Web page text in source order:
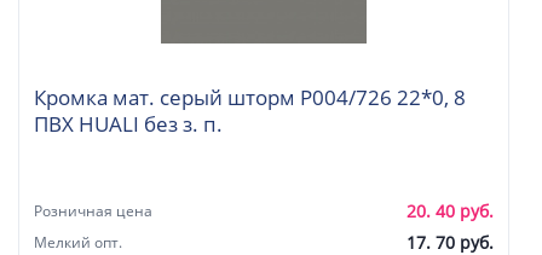
Кромка мат. серый шторм P004/726 22*0, 8
ПВХ HUALI без з. п.
Розничная цена 20. 40 руб.
Мелкий опт. 17. 70 руб.